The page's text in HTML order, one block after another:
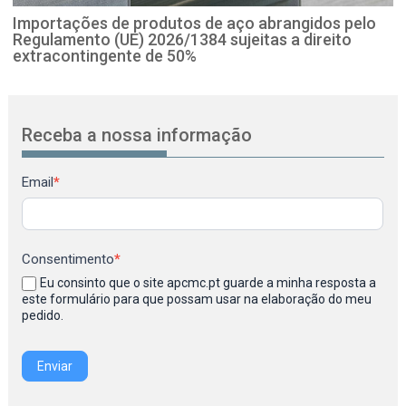
Importações de produtos de aço abrangidos pelo
Regulamento (UE) 2026/1384 sujeitas a direito
extracontingente de 50%
Receba a nossa informação
Newsletter
Email*
Consentimento*
Eu consinto que o site apcmc.pt guarde a minha resposta a
este formulário para que possam usar na elaboração do meu
pedido.
Enviar